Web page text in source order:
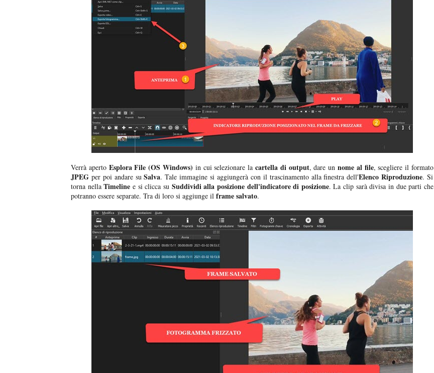
Verrà apertoEsplora File (OS Windows) in cui selezionare lacartella di output, dare unnome al file, scegliere il formato
JPEG per poi andare suSalva. Tale immagine si aggiungerà con il trascinamento alla finestra dell'Elenco Riproduzione. Si
torna nellaTimeline e si clicca su Suddividi alla posizione dell'indicatore di posizione. La clip sarà divisa in due parti che
potranno essere separate. Tra di loro si aggiunge il frame salvato.